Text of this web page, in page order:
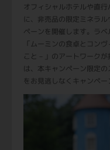
オフィシャルホテルや直
に、非売品の限定ミネラ
ペーンを開催します。ラ
「ムーミンの食卓とコン
こと－」のアートワーク
は、本キャンペーン限定
をお見逃しなくキャンペー